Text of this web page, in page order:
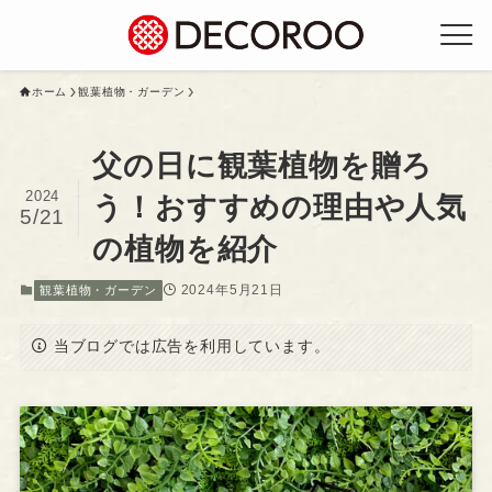
ホーム 観葉植物・ガーデン
父の日に観葉植物を贈ろ
う！おすすめの理由や人気
の植物を紹介
2024
5/21
観葉植物・ガーデン 2024年5月21日
当ブログでは広告を利用しています。